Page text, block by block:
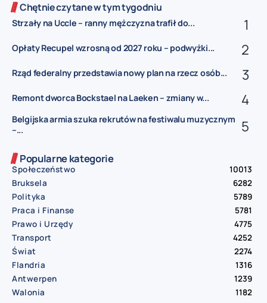
Chętnie czytane w tym tygodniu
Strzały na Uccle – ranny mężczyzna trafił do...
Opłaty Recupel wzrosną od 2027 roku – podwyżki...
Rząd federalny przedstawia nowy plan na rzecz osób...
Remont dworca Bockstael na Laeken – zmiany w...
Belgijska armia szuka rekrutów na festiwalu muzycznym
–...
Popularne kategorie
Społeczeństwo
10013
Bruksela
6282
Polityka
5789
Praca i Finanse
5781
Prawo i Urzędy
4775
Transport
4252
Świat
2274
Flandria
1316
Antwerpen
1239
Walonia
1182